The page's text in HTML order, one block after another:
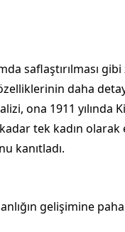
saflaştırılması
daha
ona 1911 yılında
tek kadın
kanıtladı.
gelişimine